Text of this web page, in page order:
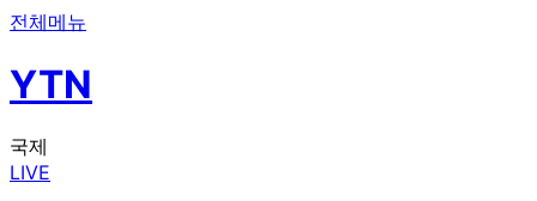
전체메뉴
YTN
국제
LIVE